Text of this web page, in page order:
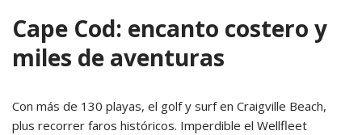
Cape Cod: encanto costero y
miles de aventuras
Con más de 130 playas, el golf y surf en Craigville Beach,
plus recorrer faros históricos. Imperdible el Wellfleet